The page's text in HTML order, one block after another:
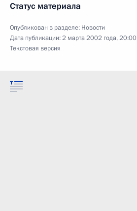
Статус материала
Опубликован в разделе: Новости
Дата публикации:2 марта 2002 года, 20:00
Текстовая версия